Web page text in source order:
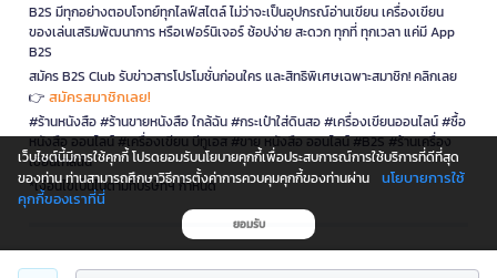
B2S มีทุกอย่างตอบโจทย์ทุกไลฟ์สไตล์ ไม่ว่าจะเป็นอุปกรณ์อ่านเขียน เครื่องเขียน
ของเล่นเสริมพัฒนาการ หรือเฟอร์นิเจอร์ ช้อปง่าย สะดวก ทุกที่ ทุกเวลา แค่มี App
B2S
สมัคร B2S Club รับข่าวสารโปรโมชั่นก่อนใคร และสิทธิพิเศษเฉพาะสมาชิก! คลิกเลย
👉 สมัครสมาชิกเลย!
#ร้านหนังสือ #ร้านขายหนังสือ ใกล้ฉัน #กระเป๋าใส่ดินสอ #เครื่องเขียนออนไลน์ #ซื้อ
หนังสือ ออนไลน์ #เครื่องเขียน บีทูเอส #ขาย หนังสือ ออนไลน์ #B2S #ร้านเครื่อง
เขียนใกล้ฉัน
*เงื่อนไขเป็นไปตามที่บริษัทฯ กำหนด
is a company operating under
เว็บไซต์นี้มีการใช้คุกกี้ โปรดยอมรับนโยบายคุกกี้เพื่อประสบการณ์การใช้บริการที่ดีที่สุด
ของท่าน ท่านสามารถศึกษาวิธีการตั้งค่าการควบคุมคุกกี้ของท่านผ่าน
นโยบายการใช้
คุกกี้ของเราที่นี่
ยอมรับ